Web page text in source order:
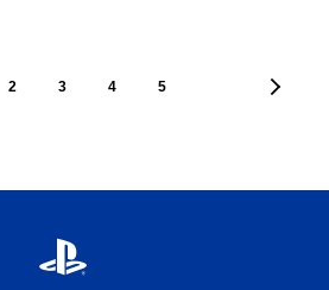
2 3 4 5